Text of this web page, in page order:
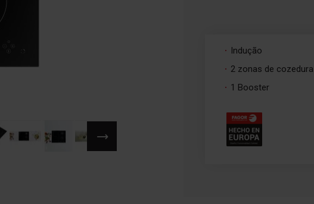
Indução
2 zonas de cozedura
1 Booster